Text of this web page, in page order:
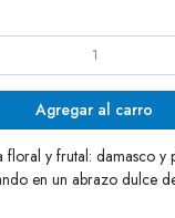
Agregar al carro
floral y frutal: damasco y
en un abrazo dulce